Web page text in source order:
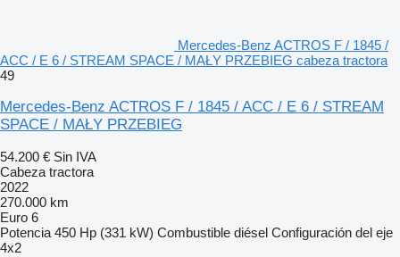
Mercedes-Benz ACTROS F / 1845 /
ACC / E 6 / STREAM SPACE / MAŁY PRZEBIEG cabeza tractora
49
Mercedes-Benz ACTROS F / 1845 / ACC / E 6 / STREAM
SPACE / MAŁY PRZEBIEG
54.200 € Sin IVA
Cabeza tractora
2022
270.000 km
Euro 6
Potencia 450 Hp (331 kW) Combustible diésel Configuración del eje
4x2